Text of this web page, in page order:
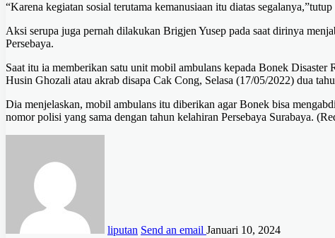
“Karena kegiatan sosial terutama kemanusiaan itu diatas
Aksi serupa juga pernah dilakukan Brigjen Yusep pada saat dirinya
Persebaya.
Saat itu ia memberikan satu unit mobil ambulans kepada Bonek
Husin Ghozali atau akrab disapa Cak Cong, Selasa (17/05/2022) dua
Dia menjelaskan, mobil ambulans itu diberikan agar Bonek bisa
nomor polisi yang sama dengan tahun kelahiran Persebaya Surabaya.
liputan Send an email Januari 10, 2024